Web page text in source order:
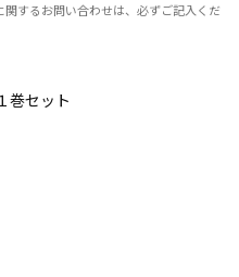
関するお問い合わせは、必ずご記入くだ
セット